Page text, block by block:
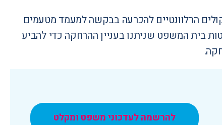
הרלוונטיים להכרעה בבקשה למעמד מטעמים
בית המשפט שניתנו בעניין ההרחקה כדי להביע
להרשמה לעדכוני משפט ומקלט